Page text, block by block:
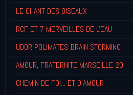
LE CHANT DES OISEAUX
RCF ET 7 MERVEILLES DE L'EAU
UDOR POLIMATES-BRAIN STORMING
AMOUR, FRATERNITE MARSEILLE 20
CHEMIN DE FOI... ET D'AMOUR